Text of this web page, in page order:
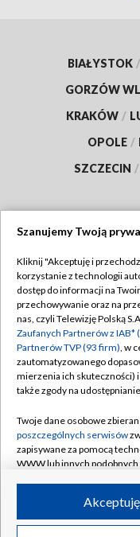
BIAŁYSTOK /
GORZÓW
KRAKÓW /
OPOLE /
SZCZECIN /
Abonament TVP
Emisja w TVP
Centrum informacji
Naziemna
Rada Programowa
System NOS
Informacje o
Program dla prasy
©2026
Szanujemy Twoją
Kliknij "Akceptuję i
korzystanie z technologii
dostęp do informacji na
przechowywanie oraz na
nas, czyli Telewizję Polską
Zaufanych Partnerów z IAB*
Partnerów TVP (93 firm), w
zautomatyzowanego
mierzenia ich skuteczności)
także zgody na
Twoje dane osobowe
poszczególnych serwisów
zapisywane za pomocą
WWW lub innych
ruchu w Internecie.